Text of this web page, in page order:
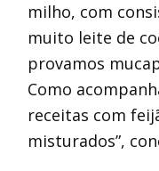
milho, com
muito leite de
provamos
Como
receitas com
misturados”,